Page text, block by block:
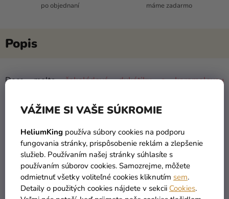
VÁŽIME SI VAŠE SÚKROMIE
HeliumKing používa súbory cookies na podporu
fungovania stránky, prispôsobenie reklám a zlepšenie
služieb. Používaním našej stránky súhlasíte s
používaním súborov cookies. Samozrejme, môžete
odmietnuť všetky voliteľné cookies kliknutím sem.
Detaily o použitých cookies nájdete v sekcii Cookies.
po objednaní
máme zadarmo
Deco melts
čokoládové dukátiky s karamelovou
výrobe čokoládových ozdôb, praliniek, pri stekajúcich
polevách ale rovnako na namáčanie
ovocia , cookies donuts
a ďalších cukroviniek. Takto
ozdobené dezerty sa perfektne hodia nanarodeninové
oslavy.Produkt neobsahuje AZO farbivá.
Postup